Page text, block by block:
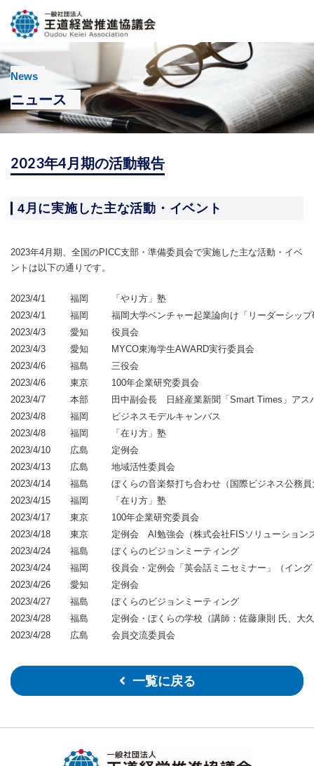
News
ニュース
2023年4月期の活動報告
4月に実施した主な活動・イベント
2023年4月期、全国のPICC支部・準備委員会で実施した主な活動・イベ
ントは以下の通りです。
2023/4/1 福岡
「やり方」塾
2023/4/1
福岡
福岡⼤学ベンチャー起業論向け「リーダーシッ
2023/4/3
愛知
役員会
2023/4/3
愛知
MYCO東海学生AWARD実行委員会
2023/4/6
福島
三役会
2023/4/6
東京
100年企業研究委員会
2023/4/7
本部
田中副会長 日経産業新聞「Smart Times」アス
2023/4/8
福岡
ビジネスモデルキャンバス
2023/4/8
福岡
「在り方」塾
2023/4/10
広島
定例会
2023/4/13
広島
地域活性委員会
2023/4/14
福島
ぼくらの音楽祭打ち合わせ（国際ビジネス公務
2023/4/15
福岡
「在り方」塾
2023/4/17
東京
100年企業研究委員会
2023/4/18
東京
定例会 AI勉強会（株式会社FISソリューショ
2023/4/24
福島
ぼくらのビジョンミーティング
2023/4/24
福岡
役員会・定例会「英会話ミニセミナー」（イン
2023/4/26
愛知
定例会
2023/4/27
福島
ぼくらのビジョンミーティング
2023/4/28
福島
定例会・ぼくらの学校（講師：佐藤康則 氏、大
2023/4/28
広島 会員交流委員会
一覧に戻る